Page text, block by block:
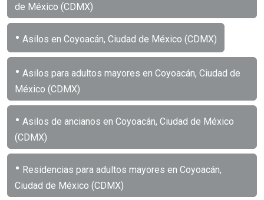
de México (CDMX)
• Asilos en Coyoacán, Ciudad de México (CDMX)
• Asilos para adultos mayores en Coyoacán, Ciudad de
México (CDMX)
• Asilos de ancianos en Coyoacán, Ciudad de México
(CDMX)
• Residencias para adultos mayores en Coyoacán,
Ciudad de México (CDMX)